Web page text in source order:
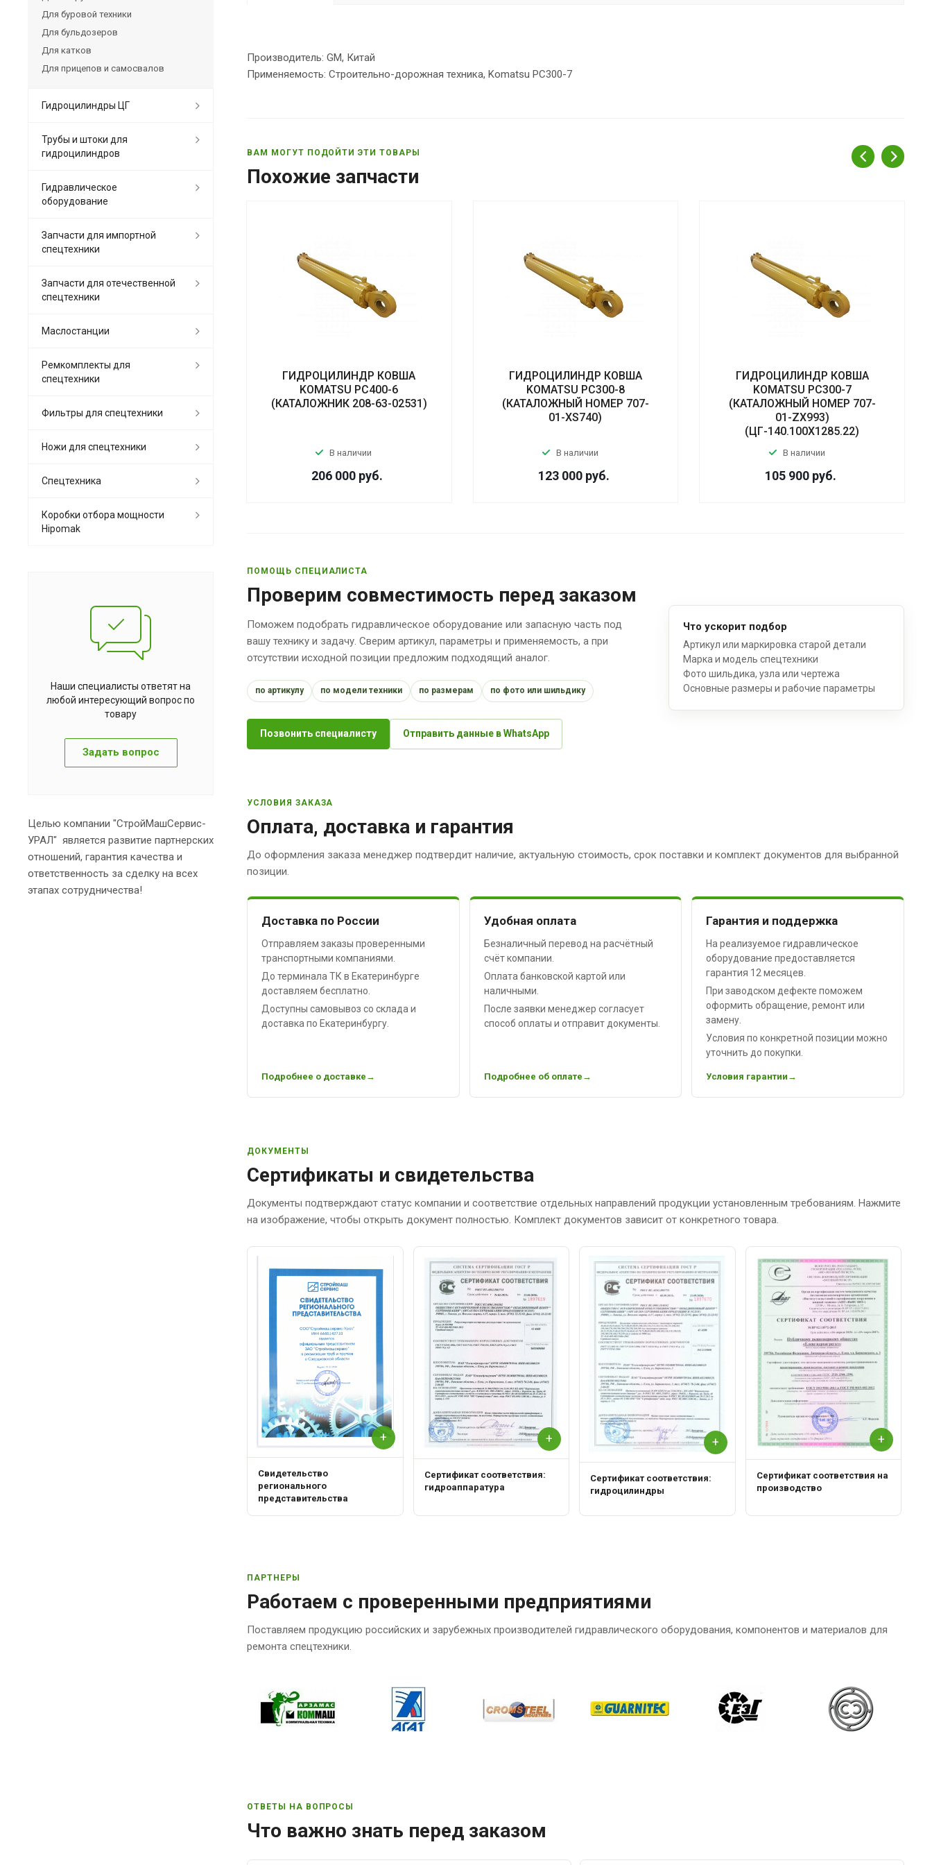
Производитель: GM, Китай
Применяемость: Строительно-дорожная техника, Komatsu PC300-7
ВАМ МОГУТ ПОДОЙТИ ЭТИ ТОВАРЫ
Похожие запчасти
ГИДРОЦИЛИНДР КОВША
KOMATSU PC400-6
(КАТАЛОЖНИК 208-63-02531)
В наличии
206 000 руб.
ГИДРОЦИЛИНДР КОВША
KOMATSU PC300-8
(КАТАЛОЖНЫЙ НОМЕР 707-
01-XS740)
В наличии
123 000 руб.
ГИДРОЦИЛИНДР КОВША
KOMATSU PC300-7
(КАТАЛОЖНЫЙ НОМЕР 707-
01-ZX993)
(ЦГ-140.100Х1285.22)
В наличии
105 900 руб.
ПОМОЩЬ СПЕЦИАЛИСТА
Проверим совместимость перед заказом
Поможем подобрать гидравлическое оборудование или запасную часть под
вашу технику и задачу. Сверим артикул, параметры и применяемость, а при
отсутствии исходной позиции предложим подходящий аналог.
по артикулу по модели техники по размерам по фото или шильдику
Позвонить специалисту Отправить данные в WhatsApp
Что ускорит подбор
Артикул или маркировка старой детали
Марка и модель спецтехники
Фото шильдика, узла или чертежа
Основные размеры и рабочие параметры
УСЛОВИЯ ЗАКАЗА
Оплата, доставка и гарантия
До оформления заказа менеджер подтвердит наличие, актуальную стоимость, срок поставки и комплект документов для выбранной
позиции.
Доставка по России
Отправляем заказы проверенными
транспортными компаниями.
До терминала ТК в Екатеринбурге
доставляем бесплатно.
Доступны самовывоз со склада и
доставка по Екатеринбургу.
Подробнее о доставке
Удобная оплата
Безналичный перевод на расчётный
счёт компании.
Оплата банковской картой или
наличными.
После заявки менеджер согласует
способ оплаты и отправит документы.
Подробнее об оплате
Гарантия и поддержка
На реализуемое гидравлическое
оборудование предоставляется
гарантия 12 месяцев.
При заводском дефекте поможем
оформить обращение, ремонт или
замену.
Условия по конкретной позиции можно
уточнить до покупки.
Условия гарантии
ДОКУМЕНТЫ
Сертификаты и свидетельства
Документы подтверждают статус компании и соответствие отдельных направлений продукции установленным требованиям. Нажмите
на изображение, чтобы открыть документ полностью. Комплект документов зависит от конкретного товара.
+
Свидетельство
регионального
представительства
+
Сертификат соответствия:
гидроаппаратура
+
Сертификат соответствия:
гидроцилиндры
+
Сертификат соответствия на
производство
ПАРТНЕРЫ
Работаем с проверенными предприятиями
Поставляем продукцию российских и зарубежных производителей гидравлического оборудования, компонентов и материалов для
ремонта спецтехники.
ОТВЕТЫ НА ВОПРОСЫ
Что важно знать перед заказом
Для буровой техники
Для бульдозеров
Для катков
Для прицепов и самосвалов
Гидроцилиндры ЦГ
Трубы и штоки для
гидроцилиндров
Гидравлическое
оборудование
Запчасти для импортной
спецтехники
Запчасти для отечественной
спецтехники
Маслостанции
Ремкомплекты для
спецтехники
Фильтры для спецтехники
Ножи для спецтехники
Спецтехника
Коробки отбора мощности
Hipomak
Наши специалисты ответят на
любой интересующий вопрос по
товару
Задать вопрос
Целью компании "СтройМашСервис-
УРАЛ" является развитие партнерских
отношений, гарантия качества и
ответственность за сделку на всех
этапах сотрудничества!